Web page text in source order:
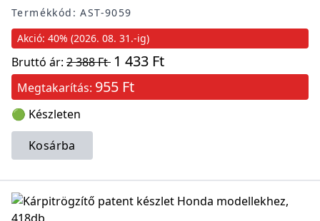
Termékkód: AST-9059
Akció: 40% (2026. 08. 31.-ig)
Bruttó ár: 2 388 Ft 1 433 Ft
Megtakarítás: 955 Ft
🟢 Készleten
Kosárba